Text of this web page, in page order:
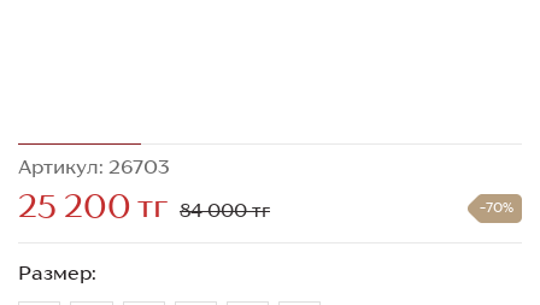
Артикул: 26703
25 200 тг 84 000 тг -70%
Размер: